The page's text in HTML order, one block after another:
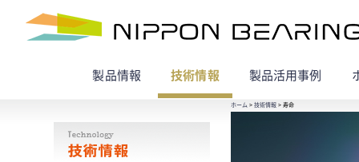
製品情報 技術情報 製品活用事例
ホーム > 技術情報 > 寿命